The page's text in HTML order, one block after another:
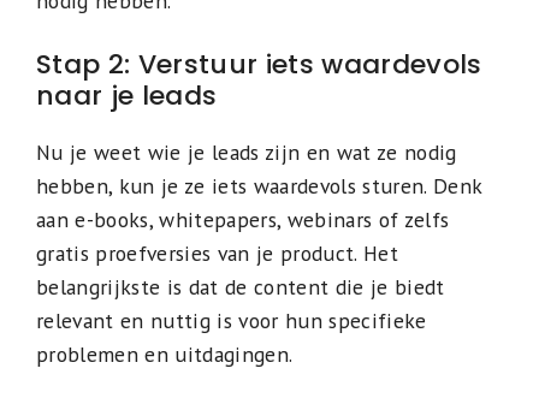
Stap 2: Verstuur iets waardevols
naar je leads
Nu je weet wie je leads zijn en wat ze nodig
hebben, kun je ze iets waardevols sturen. Denk
aan e-books, whitepapers, webinars of zelfs
gratis proefversies van je product. Het
belangrijkste is dat de content die je biedt
relevant en nuttig is voor hun specifieke
problemen en uitdagingen.